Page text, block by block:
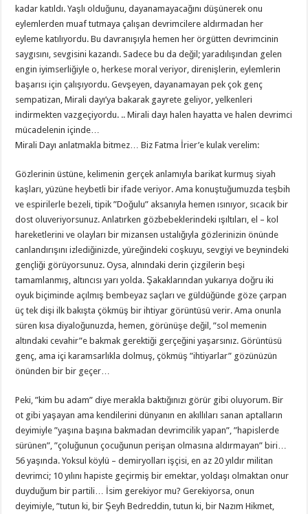
kadar katıldı. Yaşlı olduğunu, dayanamayacağını düşünerek onu
eylemlerden muaf tutmaya çalışan devrimcilere aldırmadan her
eyleme katılıyordu. Bu davranışıyla hemen her örgütten devrimcinin
saygısını, sevgisini kazandı. Sadece bu da değil; yaradılışından gelen
engin iyimserliğiyle o, herkese moral veriyor, direnişlerin, eylemlerin
başarısı için çalışıyordu. Gevşeyen, dayanamayan pek çok genç
sempatizan, Mirali dayı’ya bakarak gayrete geliyor, yelkenleri
indirmekten vazgeçiyordu. .. Mirali dayı halen hayatta ve halen devrimci
mücadelenin içinde…
Mirali Dayı anlatmakla bitmez… Biz Fatma İrier’e kulak verelim:
Gözlerinin üstüne, kelimenin gerçek anlamıyla barikat kurmuş siyah
kaşları, yüzüne heybetli bir ifade veriyor. Ama konuştuğumuzda teşbih
ve espirilerle bezeli, tipik ”Doğulu” aksanıyla hemen ısınıyor, sıcacık bir
dost oluveriyorsunuz. Anlatırken gözbebeklerindeki ışıltıları, el – kol
hareketlerini ve olayları bir mizansen ustalığıyla gözlerinizin önünde
canlandırışını izlediğinizde, yüreğindeki coşkuyu, sevgiyi ve beynindeki
gençliği görüyorsunuz. Oysa, alnındaki derin çizgilerin beşi
tamamlanmış, altıncısı yarı yolda. Şakaklarından yukarıya doğru iki
oyuk biçiminde açılmış bembeyaz saçları ve güldüğünde göze çarpan
üç tek dişi ilk bakışta çökmüş bir ihtiyar görüntüsü verir. Ama onunla
süren kısa diyaloğunuzda, hemen, görünüşe değil, ”sol memenin
altındaki cevahir”e bakmak gerektiği gerçeğini yaşarsınız. Görüntüsü
genç, ama içi karamsarlıkla dolmuş, çökmüş ”ihtiyarlar” gözünüzün
önünden bir bir geçer…
Peki, ”kim bu adam” diye merakla baktığınızı görür gibi oluyorum. Bir
ot gibi yaşayan ama kendilerini dünyanın en akıllıları sanan aptalların
deyimiyle ”yaşına başına bakmadan devrimcilik yapan”, ”hapislerde
sürünen”, ”çoluğunun çocuğunun perişan olmasına aldırmayan” biri…
56 yaşında. Yoksul köylü – demiryolları işçisi, en az 20 yıldır militan
devrimci; 10 yılını hapiste geçirmiş bir emektar, yoldaşı olmaktan onur
duyduğum bir partili… İsim gerekiyor mu? Gerekiyorsa, onun
deyimiyle, ”tutun ki, bir Şeyh Bedreddin, tutun ki, bir Nazım Hikmet,